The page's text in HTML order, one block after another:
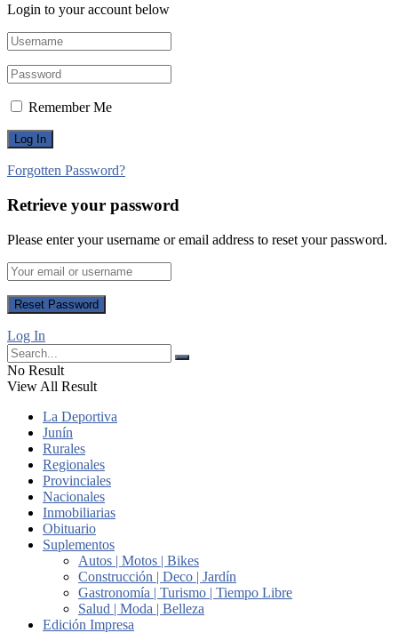
Login to your account below
Remember Me
Forgotten Password?
Retrieve your password
Please enter your username or email address to reset your password.
Log In
No Result
View All Result
La Deportiva
Junín
Rurales
Regionales
Provinciales
Nacionales
Inmobiliarias
Obituario
Suplementos
Autos | Motos | Bikes
Construcción | Deco | Jardín
Gastronomía | Turismo | Tiempo Libre
Salud | Moda | Belleza
Edición Impresa